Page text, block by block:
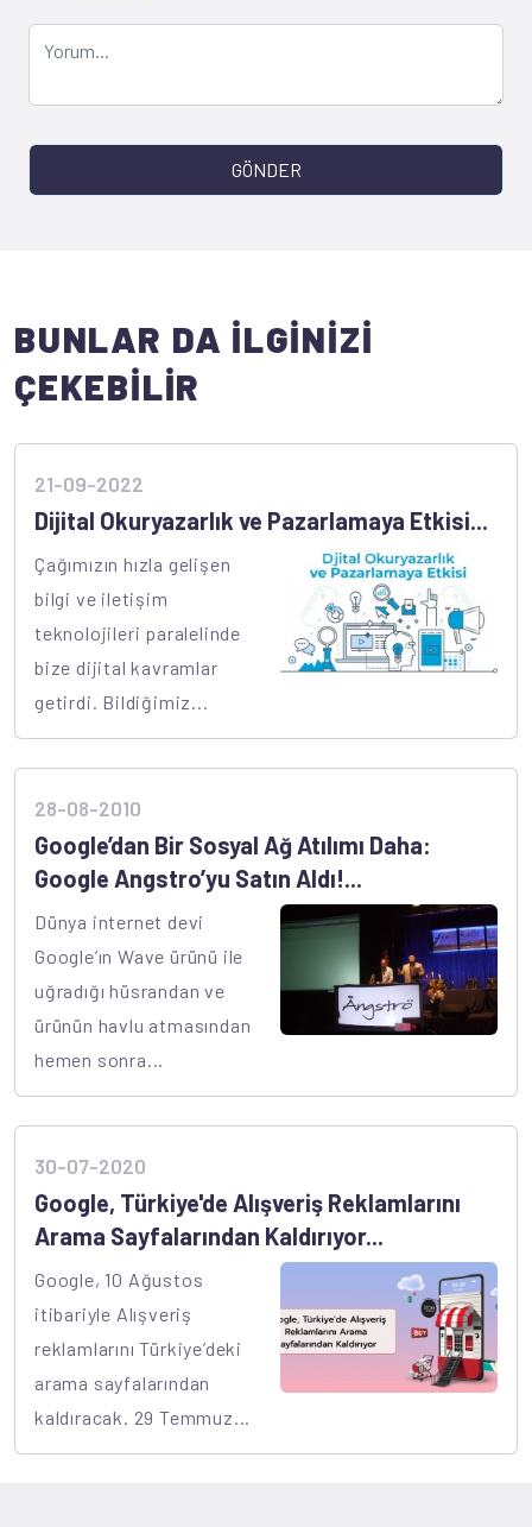
GÖNDER
BUNLAR DA İLGİNİZİ
ÇEKEBİLİR
21-09-2022
Dijital Okuryazarlık ve Pazarlamaya Etkisi...
Çağımızın hızla gelişen
bilgi ve iletişim
teknolojileri paralelinde
bize dijital kavramlar
getirdi. Bildiğimiz...
28-08-2010
Google’dan Bir Sosyal Ağ Atılımı Daha:
Google Angstro’yu Satın Aldı!...
Dünya internet devi
Google’ın Wave ürünü ile
uğradığı hüsrandan ve
ürünün havlu atmasından
hemen sonra...
30-07-2020
Google, Türkiye'de Alışveriş Reklamlarını
Arama Sayfalarından Kaldırıyor...
Google, 10 Ağustos
itibariyle Alışveriş
reklamlarını Türkiye’deki
arama sayfalarından
kaldıracak. 29 Temmuz...